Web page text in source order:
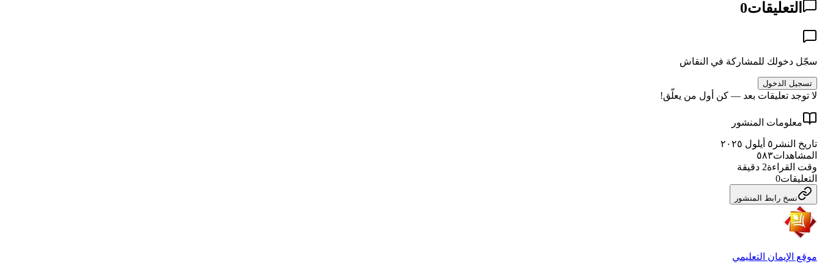
التعليقات0
سجّل دخولك للمشاركة في النقاش
تسجيل الدخول
لا توجد تعليقات بعد — كن أول من يعلّق!
معلومات المنشور
تاريخ النشر ٥ أيلول ٢٠٢٥
المشاهدات٥٨٣
وقت القراءة2 دقيقة
التعليقات0
نسخ رابط المنشور
موقع الإيمان التعليمي